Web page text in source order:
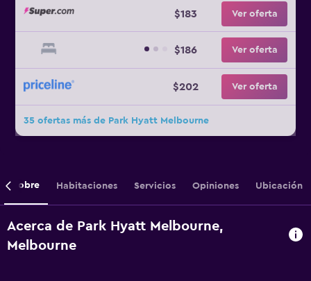
$183 Ver oferta
$186 Ver oferta
$202 Ver oferta
35 ofertas más de Park Hyatt Melbourne
Sobre Habitaciones Servicios Opiniones Ubicación
Acerca de Park Hyatt Melbourne,
Melbourne